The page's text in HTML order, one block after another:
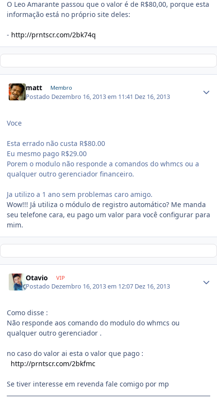
O Leo Amarante passou que o valor é de R$80,00, porque esta
informação está no próprio site deles:
- http://prntscr.com/2bk74q
matt Membro
Postado Dezembro 16, 2013 em 11:41 Dez 16, 2013
Voce
Esta errado não custa R$80.00
Eu mesmo pago R$29.00
Porem o modulo não responde a comandos do whmcs ou a
qualquer outro gerenciador financeiro.
Ja utilizo a 1 ano sem problemas caro amigo.
Wow!!! Já utiliza o módulo de registro automático? Me manda
seu telefone cara, eu pago um valor para você configurar para
mim.
Otavio VIP
Postado Dezembro 16, 2013 em 12:07 Dez 16, 2013
Como disse :
Não responde aos comando do modulo do whmcs ou
qualquer outro gerenciador .
no caso do valor ai esta o valor que pago :
http://prntscr.com/2bkfmc
Se tiver interesse em revenda fale comigo por mp